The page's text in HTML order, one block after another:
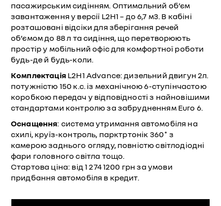
пасажирським сидінням. Оптимальний об’єм
завантаження у версії L2H1 – до 6,7 м3. В кабіні
розташовані відсіки для зберігання речей
об’ємом до 88 л та сидіння, що перетворюють
простір у мобільний офіс для комфортної роботи
будь-де й будь-коли.
Комплектація L2H1 Advance: дизельний двигун 2л.
потужністю 150 к.с. із механічною 6-ступінчастою
коробкою передач у відповідності з найновішими
стандартами контролю за забрудненням Euro 6.
Оснащення: система утримання автомобіля на
схилі, круїз-контроль, парктртонік 360˚ з
камерою заднього огляду, повністю світлодіодні
фари головного світла тощо.
Стартова ціна: від 1 274 1200 грн за умови
придбання автомобіля в кредит.